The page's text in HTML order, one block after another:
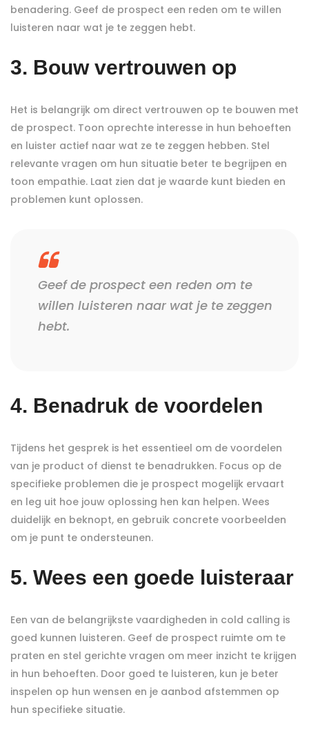
benadering. Geef de prospect een reden om te willen
luisteren naar wat je te zeggen hebt.
3. Bouw vertrouwen op
Het is belangrijk om direct vertrouwen op te bouwen met
de prospect. Toon oprechte interesse in hun behoeften
en luister actief naar wat ze te zeggen hebben. Stel
relevante vragen om hun situatie beter te begrijpen en
toon empathie. Laat zien dat je waarde kunt bieden en
problemen kunt oplossen.
Geef de prospect een reden om te
willen luisteren naar wat je te zeggen
hebt.
4. Benadruk de voordelen
Tijdens het gesprek is het essentieel om de voordelen
van je product of dienst te benadrukken. Focus op de
specifieke problemen die je prospect mogelijk ervaart
en leg uit hoe jouw oplossing hen kan helpen. Wees
duidelijk en beknopt, en gebruik concrete voorbeelden
om je punt te ondersteunen.
5. Wees een goede luisteraar
Een van de belangrijkste vaardigheden in cold calling is
goed kunnen luisteren. Geef de prospect ruimte om te
praten en stel gerichte vragen om meer inzicht te krijgen
in hun behoeften. Door goed te luisteren, kun je beter
inspelen op hun wensen en je aanbod afstemmen op
hun specifieke situatie.